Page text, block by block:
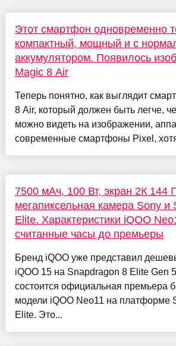
Этот смартфон одновременно
компактный, мощный и с
аккумулятором. Появилось
Magic 8 Air
Теперь понятно, как выглядит
8 Air, который должен быть легче,
можно видеть на изображении,
современные смартфоны Pixel,
7500 мАч, 100 Вт, экран 2К 144
мегапиксельная камера Sony и
Elite. Характеристики iQOO
считанные часы до премьеры
Бренд iQOO уже представил
iQOO 15 на Snapdragon 8 Elite Gen
состоится официальная премьера
модели iQOO Neo11 на платформе
Elite. Это...